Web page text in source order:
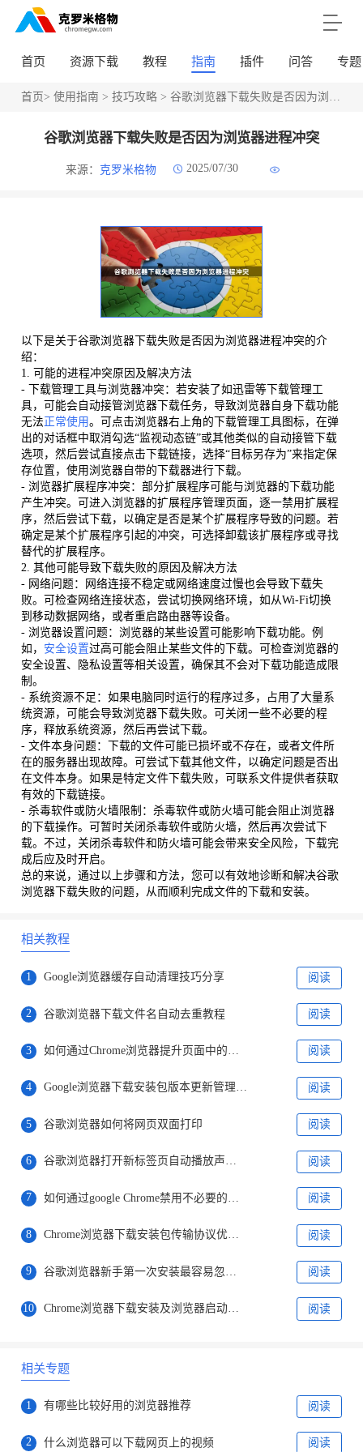
首页 资源下载 教程 指南 插件 问答 专题
首页> 使用指南 > 技巧攻略> 谷歌浏览器下载失败是否因为浏览器进程冲突
谷歌浏览器下载失败是否因为浏览器进程冲突
来源： 克罗米格物 2025/07/30
以下是关于谷歌浏览器下载失败是否因为浏览器进程冲突的介
绍：
1. 可能的进程冲突原因及解决方法
- 下载管理工具与浏览器冲突：若安装了如迅雷等下载管理工
具，可能会自动接管浏览器下载任务，导致浏览器自身下载功能
无法 正常使用。可点击浏览器右上角的下载管理工具图标，在弹
出的对话框中取消勾选“监视动态链”或其他类似的自动接管下载
选项，然后尝试直接点击下载链接，选择“目标另存为”来指定保
存位置，使用浏览器自带的下载器进行下载。
- 浏览器扩展程序冲突：部分扩展程序可能与浏览器的下载功能
产生冲突。可进入浏览器的扩展程序管理页面，逐一禁用扩展程
序，然后尝试下载，以确定是否是某个扩展程序导致的问题。若
确定是某个扩展程序引起的冲突，可选择卸载该扩展程序或寻找
替代的扩展程序。
2. 其他可能导致下载失败的原因及解决方法
- 网络问题：网络连接不稳定或网络速度过慢也会导致下载失
败。可检查网络连接状态，尝试切换网络环境，如从Wi-Fi切换
到移动数据网络，或者重启路由器等设备。
- 浏览器设置问题：浏览器的某些设置可能影响下载功能。例
如， 安全设置过高可能会阻止某些文件的下载。可检查浏览器的
安全设置、隐私设置等相关设置，确保其不会对下载功能造成限
制。
- 系统资源不足：如果电脑同时运行的程序过多，占用了大量系
统资源，可能会导致浏览器下载失败。可关闭一些不必要的程
序，释放系统资源，然后再尝试下载。
- 文件本身问题：下载的文件可能已损坏或不存在，或者文件所
在的服务器出现故障。可尝试下载其他文件，以确定问题是否出
在文件本身。如果是特定文件下载失败，可联系文件提供者获取
有效的下载链接。
- 杀毒软件或防火墙限制：杀毒软件或防火墙可能会阻止浏览器
的下载操作。可暂时关闭杀毒软件或防火墙，然后再次尝试下
载。不过，关闭杀毒软件和防火墙可能会带来安全风险，下载完
成后应及时开启。
总的来说，通过以上步骤和方法，您可以有效地诊断和解决谷歌
浏览器下载失败的问题，从而顺利完成文件的下载和安装。
相关教程
1 Google浏览器缓存自动清理技巧分享 阅读
2 谷歌浏览器下载文件名自动去重教程 阅读
3 阅读
4 Google浏览器下载安装包版本更新管理策略 阅读
5 谷歌浏览器如何将网页双面打印 阅读
6 谷歌浏览器打开新标签页自动播放声音怎么关闭网页音频 阅读
7 阅读
8 Chrome浏览器下载安装包传输协议优化技巧 阅读
9 阅读
10 Chrome浏览器下载安装及浏览器启动异常修复技巧 阅读
相关专题
1 有哪些比较好用的浏览器推荐 阅读
2 什么浏览器可以下载网页上的视频 阅读